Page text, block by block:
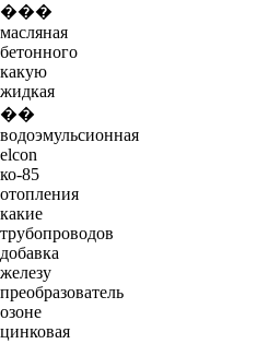
���
масляная
бетонного
какую
жидкая
��
водоэмульсионная
elcon
ко-85
отопления
какие
трубопроводов
добавка
железу
преобразователь
озоне
цинковая